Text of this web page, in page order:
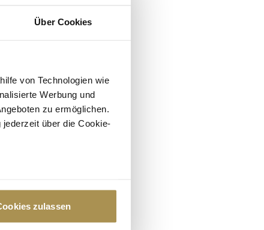
Über Cookies
von Technologien wie
Werbung und
zu ermöglichen.
über die Cookie-
im
zulassen